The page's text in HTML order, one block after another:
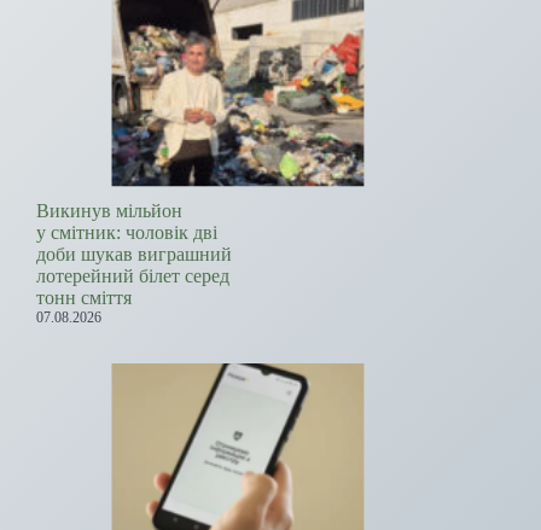
Викинув мільйон
у смітник: чоловік дві
доби шукав виграшний
лотерейний білет серед
тонн сміття
07.08.2026